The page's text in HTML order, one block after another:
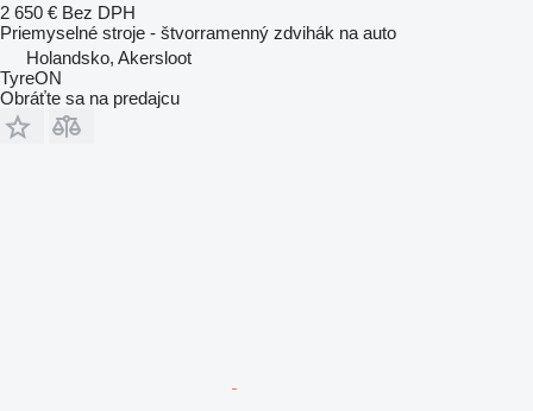
2 650 € Bez DPH
Priemyselné stroje - štvorramenný zdvihák na auto
Holandsko, Akersloot
TyreON
Obráťte sa na predajcu